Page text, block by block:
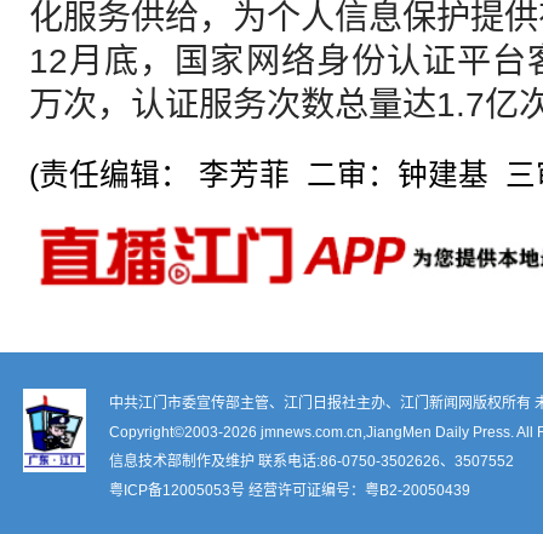
化服务供给，为个人信息保护提
12月底，国家网络身份认证平
万次，认证服务次数总量达1.7亿
(责任编辑： 李芳菲 二审：钟建基 三
中共江门市委宣传部主管、江门日报社主办、江门新闻网版权所有
Copyright©2003-2026 jmnews.com.cn,JiangMen Daily Press. All
信息技术部制作及维护 联系电话:86-0750-3502626、3507552
粤ICP备12005053号 经营许可证编号： 粤B2-20050439